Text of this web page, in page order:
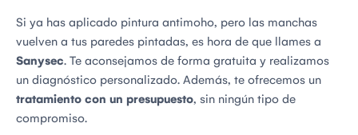
Si ya has aplicado pintura antimoho, pero las manchas
vuelven a tus paredes pintadas, es hora de que llames a
Sanysec. Te aconsejamos de forma gratuita y realizamos
un diagnóstico personalizado. Además, te ofrecemos un
tratamiento con un presupuesto, sin ningún tipo de
compromiso.